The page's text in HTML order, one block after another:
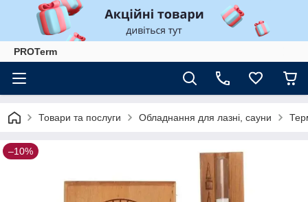
PROTerm
Товари та послуги Обладнання для лазні, сауни
–10%